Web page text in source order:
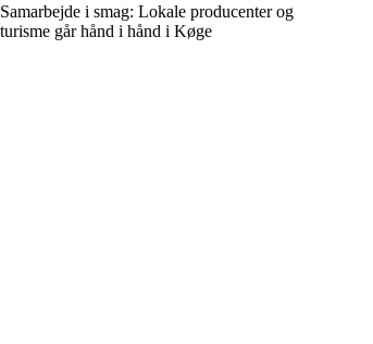
Samarbejde i smag: Lokale producenter og
turisme går hånd i hånd i Køge